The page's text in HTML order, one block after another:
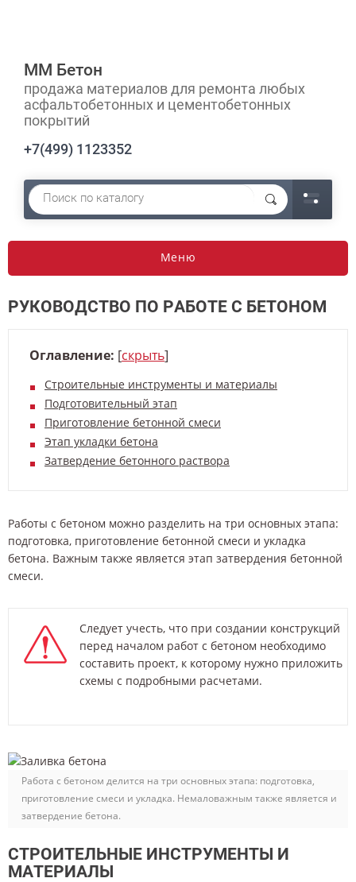
ММ Бетон
продажа материалов для ремонта любых
асфальтобетонных и цементобетонных
покрытий
+7(499) 1123352
Меню
РУКОВОДСТВО ПО РАБОТЕ С БЕТОНОМ
Оглавление: [скрыть]
Строительные инструменты и материалы
Подготовительный этап
Приготовление бетонной смеси
Этап укладки бетона
Затвердение бетонного раствора
Работы с бетоном можно разделить на три основных этапа:
подготовка, приготовление бетонной смеси и укладка
бетона. Важным также является этап затвердения бетонной
смеси.
Следует учесть, что при создании конструкций
перед началом работ с бетоном необходимо
составить проект, к которому нужно приложить
схемы с подробными расчетами.
Работа с бетоном делится на три основных этапа: подготовка,
приготовление смеси и укладка. Немаловажным также является и
затвердение бетона.
СТРОИТЕЛЬНЫЕ ИНСТРУМЕНТЫ И
МАТЕРИАЛЫ